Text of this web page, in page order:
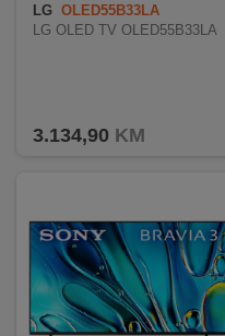
GAME
AKCIJE
BRENDOVI
LG OLED55B33LA
LG OLED TV OLED55B33LA
3.134,90 KM